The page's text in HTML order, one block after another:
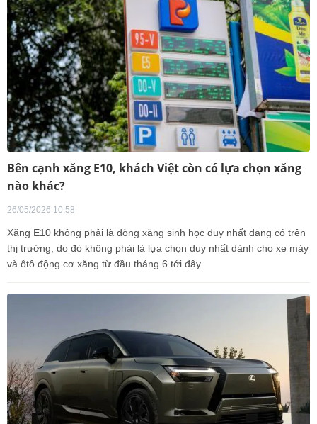
Bên cạnh xăng E10, khách Việt còn có lựa chọn xăng
nào khác?
26/05/2026 10:58
Xăng E10 không phải là dòng xăng sinh học duy nhất đang có trên
thị trường, do đó không phải là lựa chọn duy nhất dành cho xe máy
và ôtô động cơ xăng từ đầu tháng 6 tới đây.